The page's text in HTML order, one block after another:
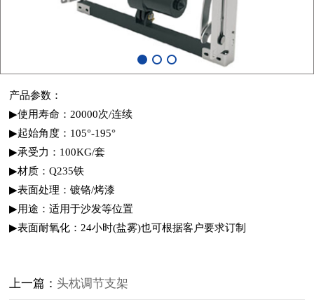
产品参数：
▶使用寿命：20000次/连续
▶起始角度：105°-195°
▶承受力：100KG/套
▶材质：Q235铁
▶表面处理：镀铬/烤漆
▶用途：适用于沙发等位置
▶表面耐氧化：24小时(盐雾)也可根据客户要求订制
上一篇： 头枕调节支架